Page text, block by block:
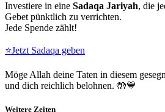
Investiere in eine Sadaqa Jariyah, die
Gebet pünktlich zu verrichten.
Jede Spende zählt!
⭐Jetzt Sadaqa geben
Möge Allah deine Taten in diesem
und dich reichlich belohnen. 🤲💙
Weitere Zeiten